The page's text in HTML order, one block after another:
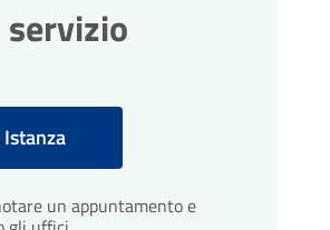
servizio
un appuntamento e